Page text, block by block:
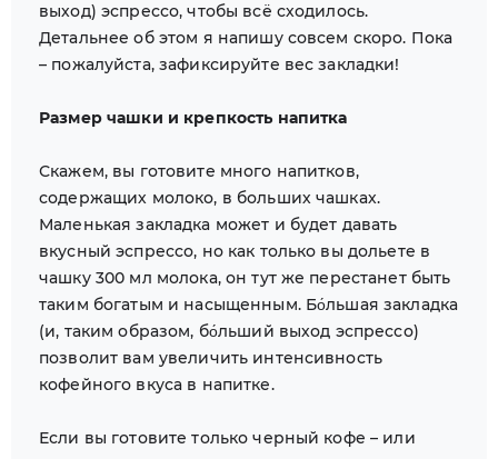
выход) эспрессо, чтобы всё сходилось.
Детальнее об этом я напишу совсем скоро. Пока
– пожалуйста, зафиксируйте вес закладки!
Размер чашки и крепкость напитка
Скажем, вы готовите много напитков,
содержащих молоко, в больших чашках.
Маленькая закладка может и будет давать
вкусный эспрессо, но как только вы дольете в
чашку 300 мл молока, он тут же перестанет быть
таким богатым и насыщенным. Бо́льшая закладка
(и, таким образом, бо́льший выход эспрессо)
позволит вам увеличить интенсивность
кофейного вкуса в напитке.
Если вы готовите только черный кофе – или